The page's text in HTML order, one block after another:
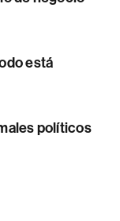
está
políticos